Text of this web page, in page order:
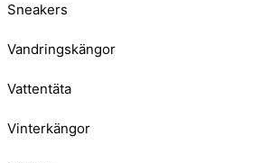
Sneakers
Vandringskängor
Vattentäta
Vinterkängor